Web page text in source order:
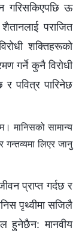
गरिसकिएपछि ऊ
पराजित
शक्तिहरूको
गर्ने कुनै विरोधी
पवित्र पारिनेछ
मानिसको सामान्य
गन्तव्यमा लिएर जानु
प्राप्त गर्दछ र
पृथ्वीमा सजिलै
हुनेछैन: मानवीय